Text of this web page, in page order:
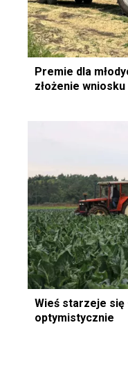
Premie dla
złożenie wniosku
Wieś starzeje się
optymistycznie